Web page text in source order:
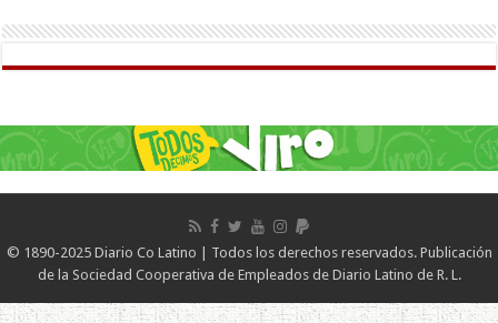
© 1890-2025 Diario Co Latino | Todos los derechos reservados. Publicación
de la Sociedad Cooperativa de Empleados de Diario Latino de R. L.